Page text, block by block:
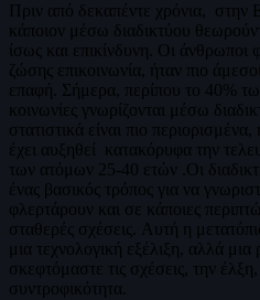
Πριν από δεκαπέντε χρόνια, στην
κάποιον μέσω διαδικτύου
ίσως και επικίνδυνη. Οι άνθρωποι
ζώσης επικοινωνία, ήταν πιο
επαφή. Σήμερα, περίπου το 40%
κοινωνίες γνωρίζονται μέσω
στατιστικά είναι πιο
έχει αυξηθεί κατακόρυφα την
των ατόμων 25-40 ετών .Οι
ένας βασικός τρόπος για να
φλερτάρουν και σε κάποιες
σταθερές σχέσεις. Αυτή η
μια τεχνολογική εξέλιξη, αλλά
σκεφτόμαστε τις σχέσεις, την
συντροφικότητα.